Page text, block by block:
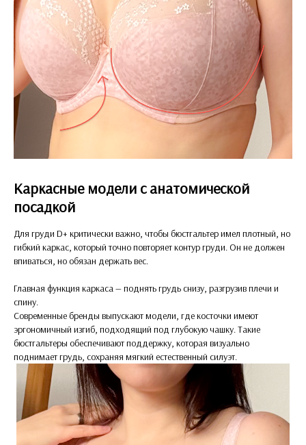
Каркасные модели с анатомической
посадкой
Для груди D+ критически важно, чтобы бюстгальтер имел плотный, но
гибкий каркас, который точно повторяет контур груди. Он не должен
впиваться, но обязан держать вес.
Главная функция каркаса — поднять грудь снизу, разгрузив плечи и
спину.
Современные бренды выпускают модели, где косточки имеют
эргономичный изгиб, подходящий под глубокую чашку. Такие
бюстгальтеры обеспечивают поддержку, которая визуально
поднимает грудь, сохраняя мягкий естественный силуэт.